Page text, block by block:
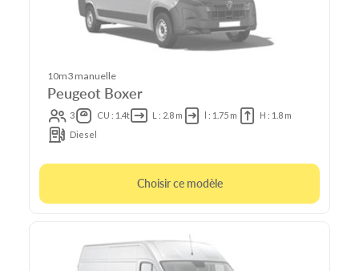
10m3 manuelle
Peugeot Boxer
3 CU : 1.4t L : 2.8 m l : 1.75 m
H : 1.8 m
Diesel
Choisir ce modèle